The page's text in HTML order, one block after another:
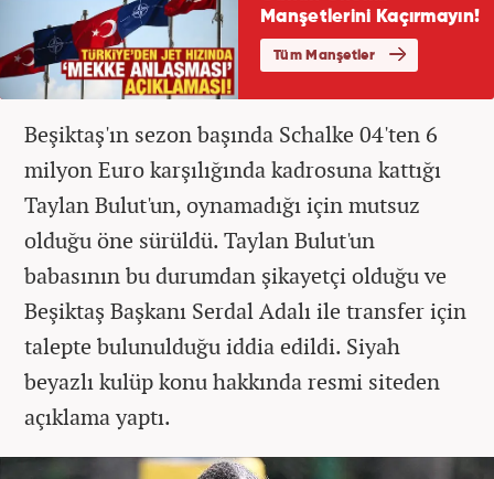
Beşiktaş'ın sezon başında Schalke 04'ten 6
milyon Euro karşılığında kadrosuna kattığı
Taylan Bulut'un, oynamadığı için mutsuz
olduğu öne sürüldü. Taylan Bulut'un
babasının bu durumdan şikayetçi olduğu ve
Beşiktaş Başkanı Serdal Adalı ile transfer için
talepte bulunulduğu iddia edildi. Siyah
beyazlı kulüp konu hakkında resmi siteden
açıklama yaptı.